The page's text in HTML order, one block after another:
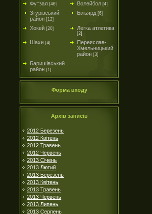
Футзал [46] Волейбол [4]
Згурівський
район [12]
Більярд [6]
Хокей [20] Легка атлетика
[2]
Шахи [4]
Переяслав-
Хмельницький
район [3]
Баришівський
район [1]
Форма входу
Архів записів
2012 Березень
2012 Квітень
2012 Травень
2012 Червень
2013 Січень
2013 Лютий
2013 Березень
2013 Квітень
2013 Травень
2013 Червень
2013 Липень
2013 Серпень